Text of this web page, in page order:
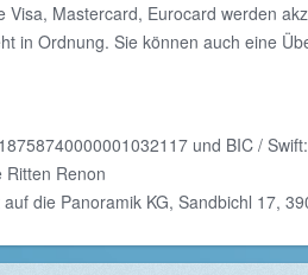
Visa, Mastercard, Eurocard werden
in Ordnung. Sie können auch eine
und BIC /
Ritten Renon
die Panoramik KG, Sandbichl 17,